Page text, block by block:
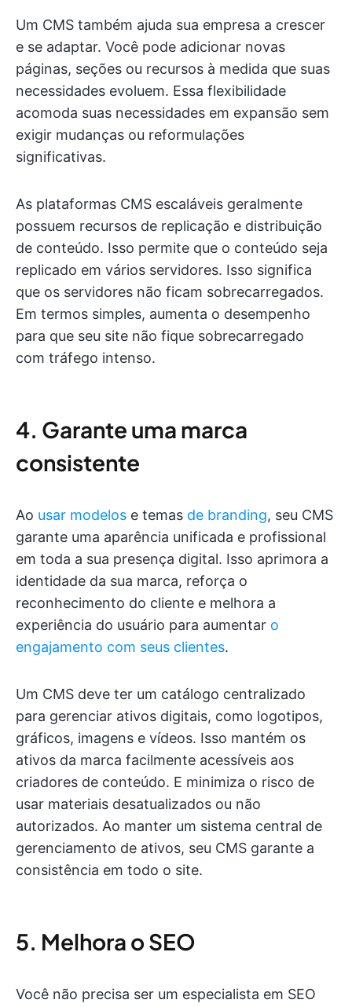
Um CMS também ajuda sua empresa a crescer
e se adaptar. Você pode adicionar novas
páginas, seções ou recursos à medida que suas
necessidades evoluem. Essa flexibilidade
acomoda suas necessidades em expansão sem
exigir mudanças ou reformulações
significativas.
As plataformas CMS escaláveis geralmente
possuem recursos de replicação e distribuição
de conteúdo. Isso permite que o conteúdo seja
replicado em vários servidores. Isso significa
que os servidores não ficam sobrecarregados.
Em termos simples, aumenta o desempenho
para que seu site não fique sobrecarregado
com tráfego intenso.
4. Garante uma marca
consistente
Ao usar modelos e temas de branding, seu CMS
garante uma aparência unificada e profissional
em toda a sua presença digital. Isso aprimora a
identidade da sua marca, reforça o
reconhecimento do cliente e melhora a
experiência do usuário para aumentar o
engajamento com seus clientes.
Um CMS deve ter um catálogo centralizado
para gerenciar ativos digitais, como logotipos,
gráficos, imagens e vídeos. Isso mantém os
ativos da marca facilmente acessíveis aos
criadores de conteúdo. E minimiza o risco de
usar materiais desatualizados ou não
autorizados. Ao manter um sistema central de
gerenciamento de ativos, seu CMS garante a
consistência em todo o site.
5. Melhora o SEO
Você não precisa ser um especialista em SEO